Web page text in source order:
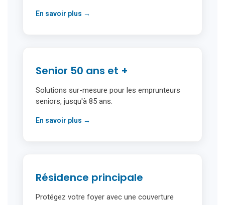
En savoir plus →
Senior 50 ans et +
Solutions sur-mesure pour les emprunteurs
seniors, jusqu'à 85 ans.
En savoir plus →
Résidence principale
Protégez votre foyer avec une couverture